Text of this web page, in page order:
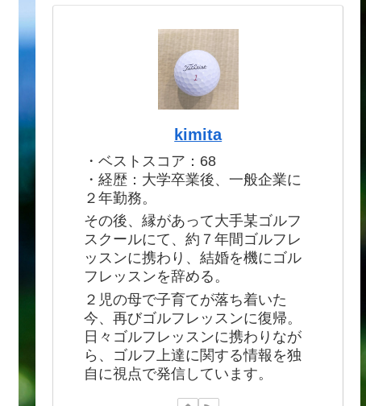
kimita
・ベストスコア：68
・経歴：大学卒業後、一般企業に
２年勤務。
その後、縁があって大手某ゴルフ
スクールにて、約７年間ゴルフレ
ッスンに携わり、結婚を機にゴル
フレッスンを辞める。
２児の母で子育てが落ち着いた
今、再びゴルフレッスンに復帰。
日々ゴルフレッスンに携わりなが
ら、ゴルフ上達に関する情報を独
自に視点で発信しています。